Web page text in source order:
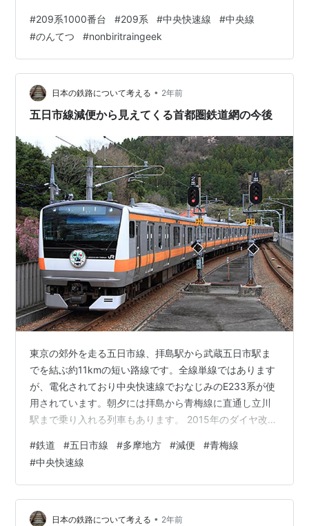
確保のために中央快速線に転用されています。 西八王子
駅の東京方面ホーム（高尾側）から撮影 グリーン車組み
込み工事が終了し、9/8から中央快速線でTASC（定位置
停止装置）が導入されたことに伴い、209系1000番台は
引退しました。 西八王子駅の高尾方面ホーム（高尾側）
…
#209系1000番台 #209系 #中央快速線 #中央線
#のんてつ #nonbiritraingeek
日本の鉄路について考える • 2年前
五日市線減便から見えてくる首都圏鉄道網の今後
東京の郊外を走る五日市線、拝島駅から武蔵五日市駅ま
でを結ぶ約11kmの短い路線です。全線単線ではあります
が、電化されており中央快速線でおなじみのE233系が使
用されています。朝夕には拝島から青梅線に直通し立川
駅まで乗り入れる列車もあります。 2015年のダイヤ改正
されており20分毎に列車がやってくるようなダイヤにな
っていました。それが2015年のダイヤ改正後は日中の時
間帯に減便が実施され、1時間に2本となってしまいまし
た。 20分と30分、両者の差は10分ではありますが、心
理的にはこの差は大きいと思います。減便された当時
#鉄道 #五日市線 #多摩地方 #減便 #青梅線
#中央快速線
日本の鉄路について考える • 2年前